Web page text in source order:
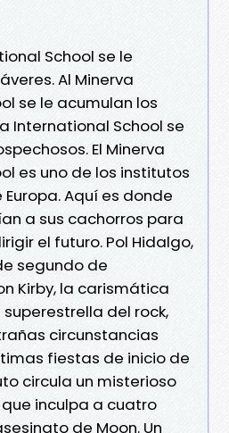
School se le
Al Minerva
se le acumulan los
International School se
El Minerva
es uno de los institutos
Aquí es donde
a sus cachorros para
el futuro. Pol Hidalgo,
segundo de
Kirby, la carismática
del rock,
circunstancias
fiestas de inicio de
circula un misterioso
inculpa a cuatro
de Moon. Un